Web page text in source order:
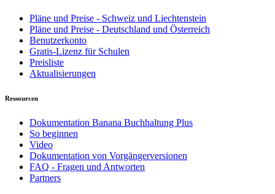
Pläne und Preise - Schweiz und Liechtenstein
Pläne und Preise - Deutschland und Österreich
Benutzerkonto
Gratis-Lizenz für Schulen
Preisliste
Aktualisierungen
Ressourcen
Dokumentation Banana Buchhaltung Plus
So beginnen
Video
Dokumentation von Vorgängerversionen
FAQ - Fragen und Antworten
Partners